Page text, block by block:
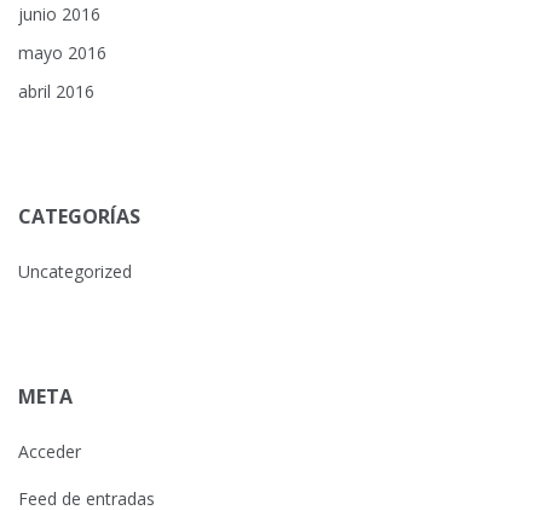
junio 2016
mayo 2016
abril 2016
CATEGORÍAS
Uncategorized
META
Acceder
Feed de entradas